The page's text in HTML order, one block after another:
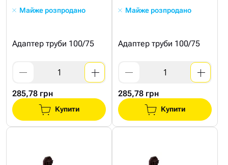
Майже розпродано
Адаптер труби 100/75
285,78 грн
Купити
Майже розпродано
Адаптер труби 100/75
285,78 грн
Купити